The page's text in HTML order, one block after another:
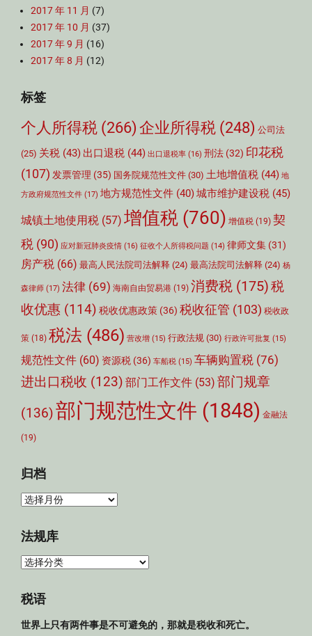
2017 年 11 月 (7)
2017 年 10 月 (37)
2017 年 9 月 (16)
2017 年 8 月 (12)
标签
个人所得税 (266) 企业所得税 (248) 公司法
(25) 关税 (43) 出口退税 (44) 出口退税率 (16) 刑法 (32) 印花税
(107) 发票管理 (35) 国务院规范性文件 (30) 土地增值税 (44) 地
方政府规范性文件 (17) 地方规范性文件 (40)城市维护建设税 (45)
城镇土地使用税 (57) 增值税 (760) 增值税 (19) 契
税 (90) 应对新冠肺炎疫情 (16) 征收个人所得税问题 (14) 律师文集 (31)
房产税 (66) 最高人民法院司法解释 (24) 最高法院司法解释 (24) 杨
森律师 (17) 法律 (69) 海南自由贸易港 (19) 消费税 (175)税
收优惠 (114) 税收优惠政策 (36) 税收征管 (103) 税收政
策 (18) 税法 (486) 营改增 (15) 行政法规 (30) 行政许可批复 (15)
规范性文件 (60) 资源税 (36) 车船税 (15) 车辆购置税 (76)
进出口税收 (123) 部门工作文件 (53) 部门规章
(136)部门规范性文件 (1848) 金融法
(19)
归档
归
法规库
法
库
税语
世界上只有两件事是不可避免的，那就是税收和死亡。